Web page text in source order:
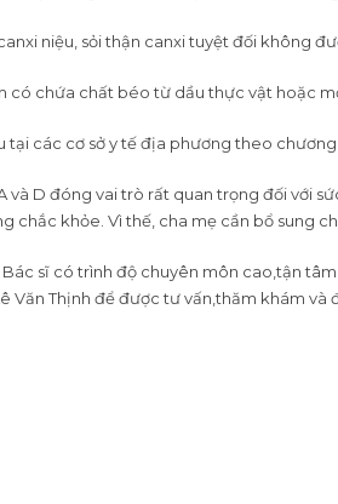
niệu, sỏi thận canxi tuyệt đối không
chứa chất béo từ dầu thực vật hoặc
tại các cơ sở y tế địa phương theo
và D đóng vai trò rất quan trọng đối với
chắc khỏe. Vì thế, cha mẹ cần bổ sung
sĩ có trình độ chuyên môn cao,tận
Văn Thịnh để được tư vấn,thăm khám và